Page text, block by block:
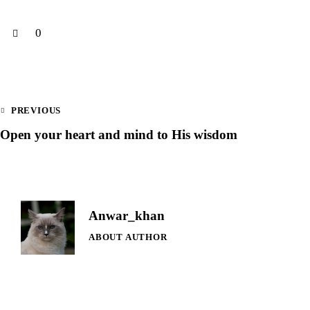
0
PREVIOUS
Open your heart and mind to His wisdom
Anwar_khan
ABOUT AUTHOR